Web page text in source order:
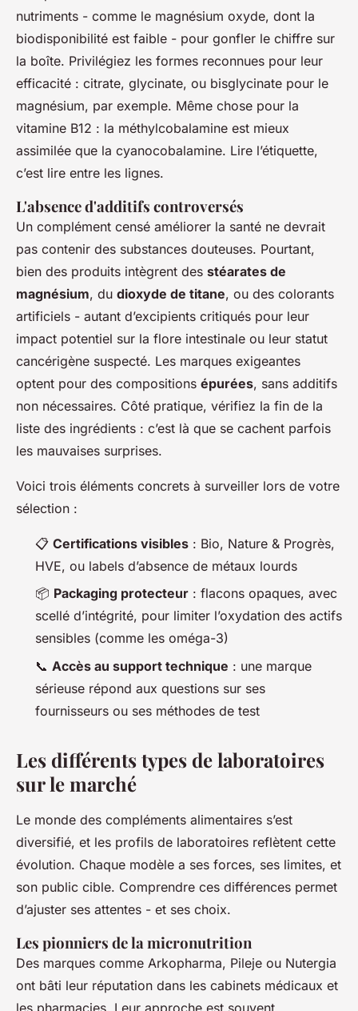
nutriments - comme le magnésium oxyde, dont la
biodisponibilité est faible - pour gonfler le chiffre sur
la boîte. Privilégiez les formes reconnues pour leur
efficacité : citrate, glycinate, ou bisglycinate pour le
magnésium, par exemple. Même chose pour la
vitamine B12 : la méthylcobalamine est mieux
assimilée que la cyanocobalamine. Lire l’étiquette,
c’est lire entre les lignes.
L'absence d'additifs controversés
Un complément censé améliorer la santé ne devrait
pas contenir des substances douteuses. Pourtant,
bien des produits intègrent des stéarates de
magnésium, du dioxyde de titane, ou des colorants
artificiels - autant d’excipients critiqués pour leur
impact potentiel sur la flore intestinale ou leur statut
cancérigène suspecté. Les marques exigeantes
optent pour des compositions épurées, sans additifs
non nécessaires. Côté pratique, vérifiez la fin de la
liste des ingrédients : c’est là que se cachent parfois
les mauvaises surprises.
Voici trois éléments concrets à surveiller lors de votre
sélection :
📋 Certifications visibles : Bio, Nature & Progrès,
HVE, ou labels d’absence de métaux lourds
📦 Packaging protecteur : flacons opaques, avec
scellé d’intégrité, pour limiter l’oxydation des actifs
sensibles (comme les oméga-3)
📞 Accès au support technique : une marque
sérieuse répond aux questions sur ses
fournisseurs ou ses méthodes de test
Les différents types de laboratoires
sur le marché
Le monde des compléments alimentaires s’est
diversifié, et les profils de laboratoires reflètent cette
évolution. Chaque modèle a ses forces, ses limites, et
son public cible. Comprendre ces différences permet
d’ajuster ses attentes - et ses choix.
Les pionniers de la micronutrition
Des marques comme Arkopharma, Pileje ou Nutergia
ont bâti leur réputation dans les cabinets médicaux et
les pharmacies. Leur approche est souvent